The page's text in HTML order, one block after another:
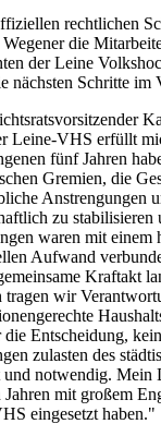
rechtlichen
die
der Leine
nächsten Schritte im
Leine-VHS erfüllt
fünf Jahren
Gremien, die
Anstrengungen
zu stabilisieren
waren mit einem
Aufwand
Kraftakt
tragen wir
Entscheidung,
zulasten des
und notwendig. Mein
mit großem
eingesetzt haben."